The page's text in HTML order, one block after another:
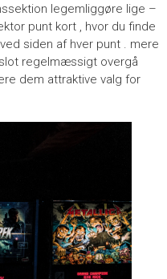
legemliggøre lige –
punt kort , hvor du finde
siden af hver punt . mere
regelmæssigt overgå
dem attraktive valg for